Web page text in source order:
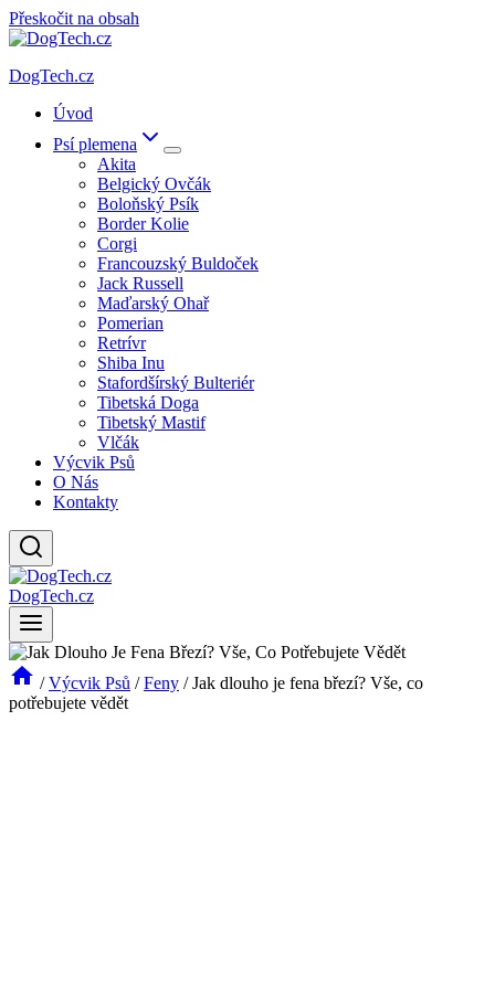
Přeskočit na obsah
DogTech.cz
Úvod
Psí plemena
Akita
Belgický Ovčák
Boloňský Psík
Border Kolie
Corgi
Francouzský Buldoček
Jack Russell
Maďarský Ohař
Pomerian
Retrívr
Shiba Inu
Stafordšírský Bulteriér
Tibetská Doga
Tibetský Mastif
Vlčák
Výcvik Psů
O Nás
Kontakty
DogTech.cz
/ Výcvik Psů / Feny / Jak dlouho je fena březí? Vše, co
potřebujete vědět